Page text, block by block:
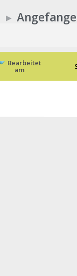
▸
Bearbeitet
am